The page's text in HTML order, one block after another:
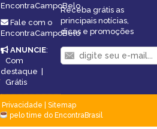
EncontraCampoBelo
Fale com o
EncontraCampoBelo
ANUNCIE:
Com
destaque |
Grátis
Receba grátis as
principais notícias,
dicas e promoções
Privacidade
Sitemap
pelo time do EncontraBrasil